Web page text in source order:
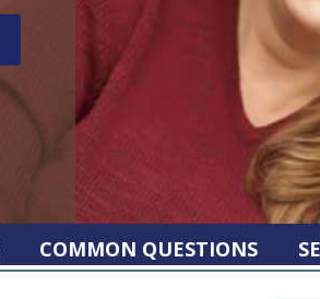
COMMON QUESTIONS